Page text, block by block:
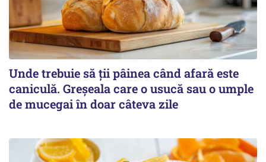
Unde trebuie să ții pâinea când afară este
caniculă. Greșeala care o usucă sau o umple
de mucegai în doar câteva zile